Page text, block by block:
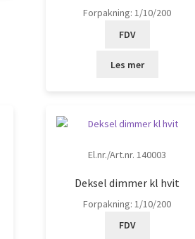
Forpakning: 1/10/200
FDV
Les mer
El.nr./Art.nr. 140003
Deksel dimmer kl hvit
Forpakning: 1/10/200
FDV